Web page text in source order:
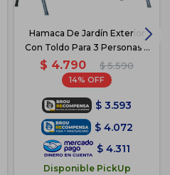
Hamaca De Jardín Exterior
Con Toldo Para 3 Personas +
2 Almohadones - Azul-Blanco
$ 4.790 $ 5.590
14
$ 3.593
$ 4.072
$ 4.311
Disponible PickUp